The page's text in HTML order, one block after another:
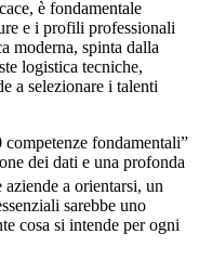
è fondamentale
e i profili professionali
moderna, spinta dalla
logistica tecniche,
a selezionare i talenti
fondamentali”
dei dati e una profonda
aziende a orientarsi, un
sarebbe uno
cosa si intende per ogni